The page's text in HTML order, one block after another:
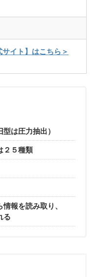
イト】はこちら＞
は圧力抽出）
２５種類
報を読み取り、
る